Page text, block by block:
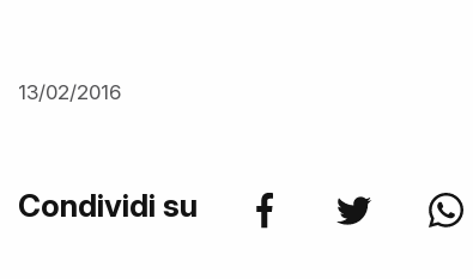
13/02/2016
Condividi su